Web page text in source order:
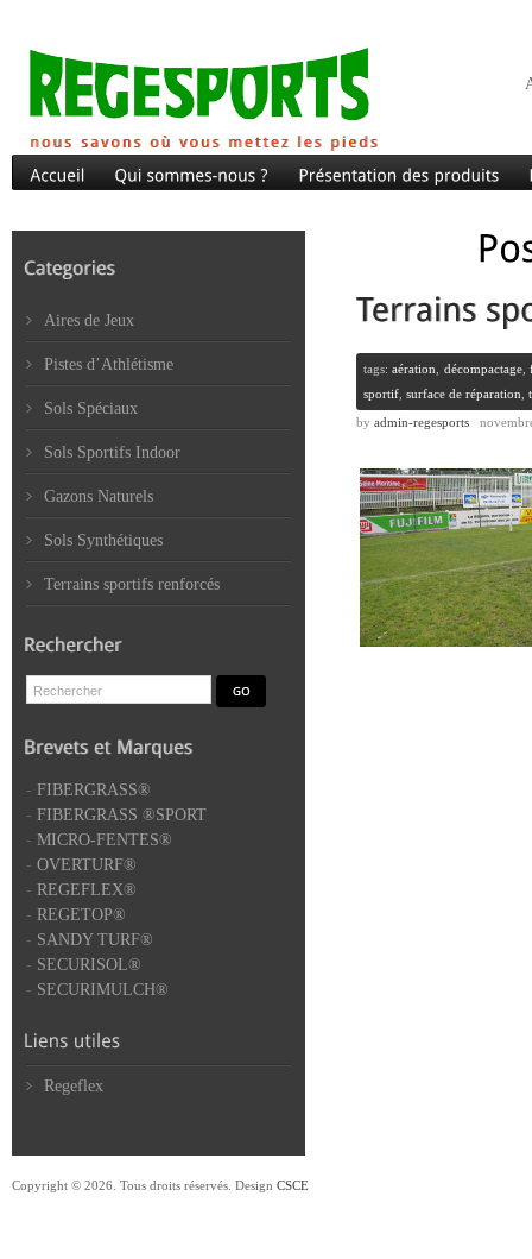
tags:aération décompactage,
sportif surface de réparation
by admin-regesports
Aires de Jeux
Pistes d’Athlétisme
Sols Spéciaux
Sols Sportifs Indoor
Gazons Naturels
Sols Synthétiques
Terrains sportifs renforcés
- FIBERGRASS®
- FIBERGRASS ®SPORT
- MICRO-FENTES®
- OVERTURF®
- REGEFLEX®
- REGETOP®
- SANDY TURF®
- SECURISOL®
- SECURIMULCH®
Regeflex
Copyright © 2026. Tous droits réservés. Design CSCE